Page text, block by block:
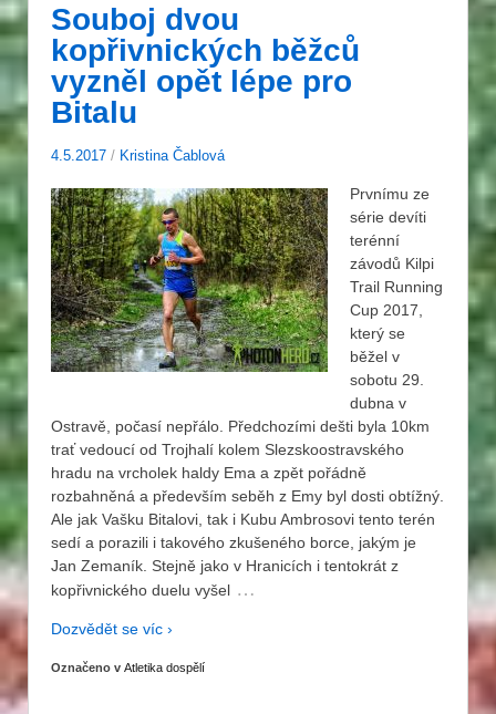
Souboj dvou
kopřivnických běžců
vyzněl opět lépe pro
Bitalu
4.5.2017 / Kristina Čablová
Prvnímu ze
série devíti
terénní
závodů Kilpi
Trail Running
Cup 2017,
který se
běžel v
sobotu 29.
dubna v
Ostravě, počasí nepřálo. Předchozími dešti byla 10km
trať vedoucí od Trojhalí kolem Slezskoostravského
hradu na vrcholek haldy Ema a zpět pořádně
rozbahněná a především seběh z Emy byl dosti obtížný.
Ale jak Vašku Bitalovi, tak i Kubu Ambrosovi tento terén
sedí a porazili i takového zkušeného borce, jakým je
Jan Zemaník. Stejně jako v Hranicích i tentokrát z
kopřivnického duelu vyšel …
Dozvědět se víc ›
Označeno v Atletika dospělí